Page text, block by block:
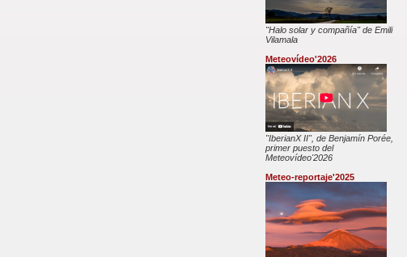
"Halo solar y compañía" de Emili
Vilamala
Meteovídeo'2026
"IberianX II", de Benjamín Porée,
primer puesto del
Meteovídeo'2026
Meteo-reportaje'2025